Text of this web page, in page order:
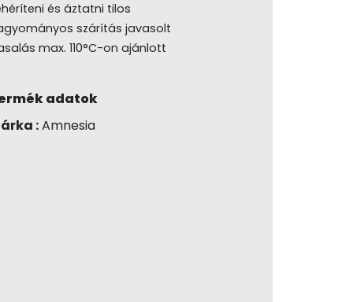
és áztatni tilos
szárítás javasolt
max. 110°C-on ajánlott
adatok
:Amnesia